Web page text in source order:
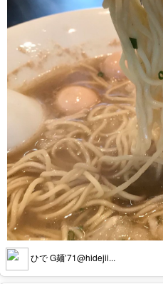
ひで G麺’71@hidejii...